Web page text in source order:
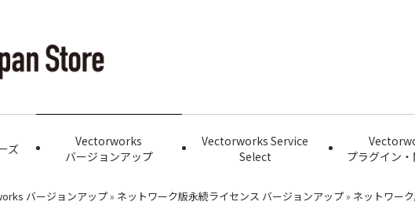
ズ
Vectorworks
バージョンアップ
Vectorworks Service
Select
プラグイン
バージョンアップ» ネットワーク版永続ライセンス バージョンアップ» ネットワー